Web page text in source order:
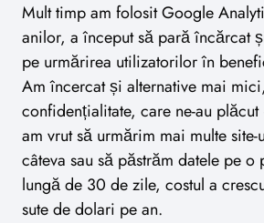
Mult timp am folosit Google
anilor, a început să pară încărcat
pe urmărirea utilizatorilor în
Am încercat și alternative mai
confidențialitate, care ne-au
am vrut să urmărim mai multe
câteva sau să păstrăm datele pe
lungă de 30 de zile, costul a
sute de dolari pe an.